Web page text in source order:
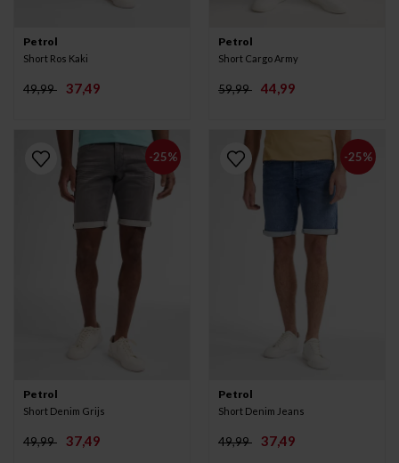
Petrol
Short Ros Kaki
49,99 37,49
Petrol
Short Cargo Army
59,99 44,99
-25%
Petrol
Short Denim Grijs
49,99 37,49
-25%
Petrol
Short Denim Jeans
49,99 37,49